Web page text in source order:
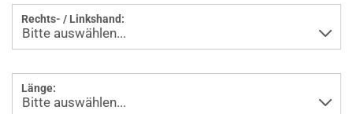
Rechts- / Linkshand:
Länge: